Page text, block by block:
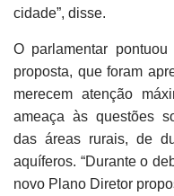
cidade”, disse.
O parlamentar
proposta, que foram
merecem atenção
ameaça às questões
das áreas rurais, de
aquíferos. “Durante o
novo Plano Diretor